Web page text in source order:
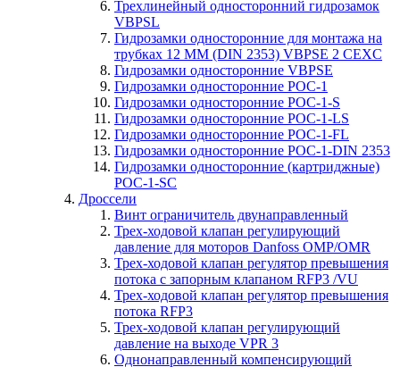
Трехлинейный односторонний гидрозамок
VBPSL
Гидрозамки односторонние для монтажа на
трубках 12 ММ (DIN 2353) VBPSE 2 CEXC
Гидрозамки односторонние VBPSE
Гидрозамки односторонние POC-1
Гидрозамки односторонние POC-1-S
Гидрозамки односторонние POC-1-LS
Гидрозамки односторонние POC-1-FL
Гидрозамки односторонние POC-1-DIN 2353
Гидрозамки односторонние (картриджные)
POC-1-SC
Дроссели
Винт ограничитель двунаправленный
Трех-ходовой клапан регулирующий
давление для моторов Danfoss OMP/OMR
Трех-ходовой клапан регулятор превышения
потока с запорным клапаном RFP3 /VU
Трех-ходовой клапан регулятор превышения
потока RFP3
Трех-ходовой клапан регулирующий
давление на выходе VPR 3
Однонаправленный компенсирующий